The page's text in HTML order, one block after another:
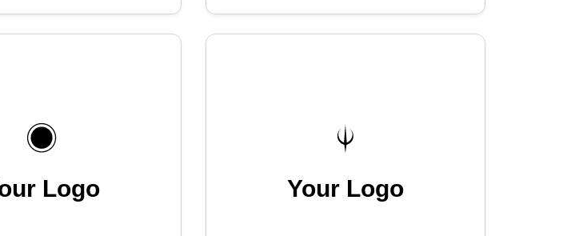
Logo Your Logo